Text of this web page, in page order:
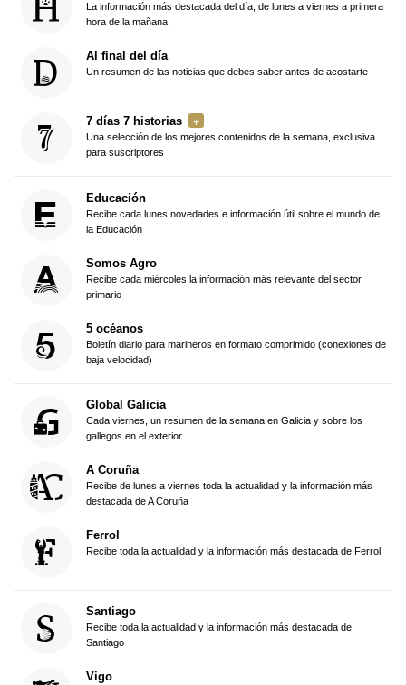
La información más destacada del día, de lunes a viernes a primera
hora de la mañana
Al final del día
Un resumen de las noticias que debes saber antes de acostarte
7 días 7 historias
Una selección de los mejores contenidos de la semana, exclusiva
para suscriptores
Educación
Recibe cada lunes novedades e información útil sobre el mundo de
la Educación
Somos Agro
Recibe cada miércoles la información más relevante del sector
primario
5 océanos
Boletín diario para marineros en formato comprimido (conexiones de
baja velocidad)
Global Galicia
Cada viernes, un resumen de la semana en Galicia y sobre los
gallegos en el exterior
A Coruña
Recibe de lunes a viernes toda la actualidad y la información más
destacada de A Coruña
Ferrol
Recibe toda la actualidad y la información más destacada de Ferrol
Santiago
Recibe toda la actualidad y la información más destacada de
Santiago
Vigo